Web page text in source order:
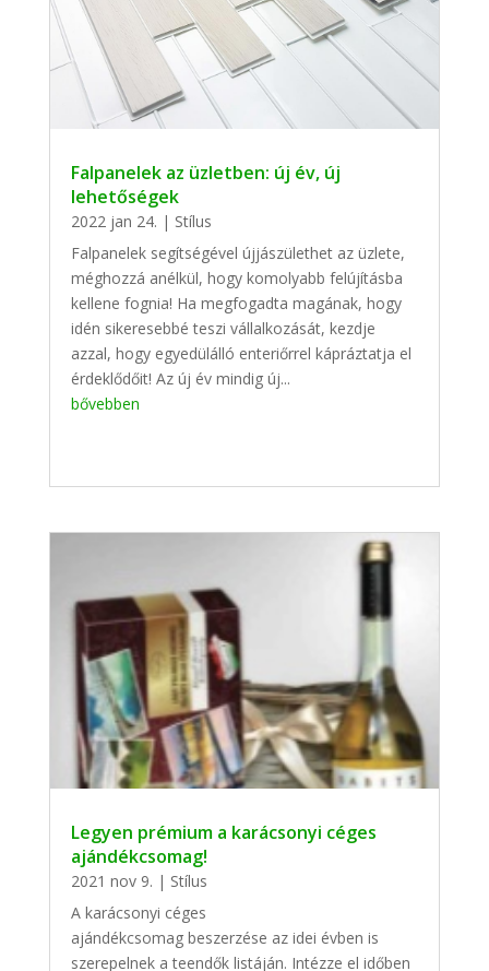
Falpanelek az üzletben: új év, új
lehetőségek
2022 jan 24. | Stílus
Falpanelek segítségével újjászülethet az üzlete,
méghozzá anélkül, hogy komolyabb felújításba
kellene fognia! Ha megfogadta magának, hogy
idén sikeresebbé teszi vállalkozását, kezdje
azzal, hogy egyedülálló enteriőrrel kápráztatja el
érdeklődőit! Az új év mindig új...
bővebben
Legyen prémium a karácsonyi céges
ajándékcsomag!
2021 nov 9. | Stílus
A karácsonyi céges
ajándékcsomag beszerzése az idei évben is
szerepelnek a teendők listáján. Intézze el időben